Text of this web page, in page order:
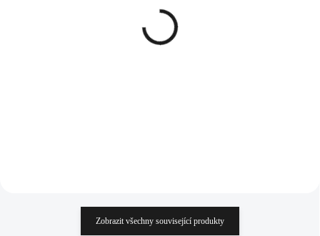
Zobrazit všechny související produkty